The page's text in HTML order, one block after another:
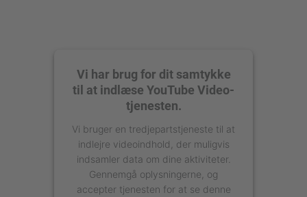
Vi har brug for dit samtykke
til at indlæse YouTube Video-
tjenesten.
Vi bruger en tredjepartstjeneste til at
indlejre videoindhold, der muligvis
indsamler data om dine aktiviteter.
Gennemgå oplysningerne, og
accepter tjenesten for at se denne